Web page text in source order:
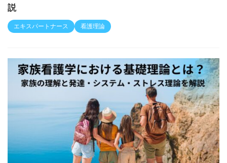
説
エキスパートナース 看護理論